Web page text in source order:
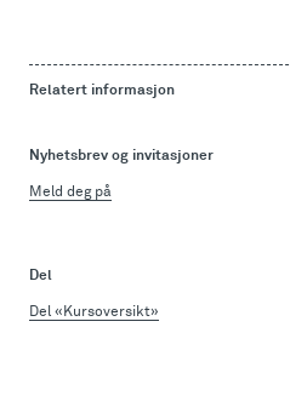
Relatert informasjon
Nyhetsbrev og invitasjoner
Meld deg på
Del
Del «Kursoversikt»